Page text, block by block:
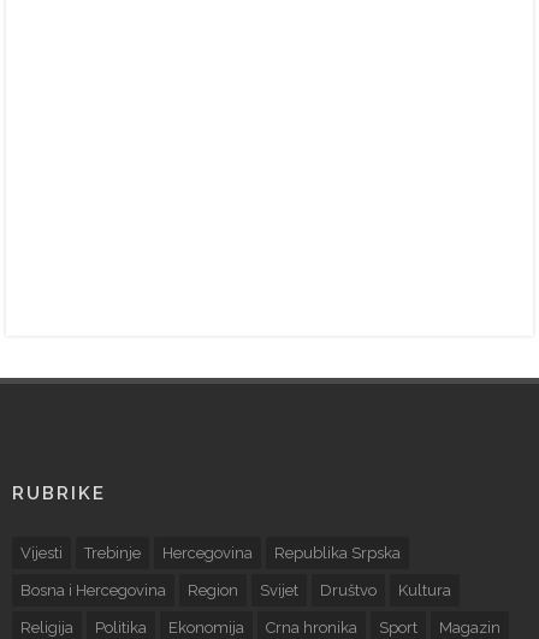
RUBRIKE
Vijesti Trebinje Hercegovina Republika Srpska
Bosna i Hercegovina Region Svijet Društvo Kultura
Religija Politika Ekonomija Crna hronika Sport Magazin